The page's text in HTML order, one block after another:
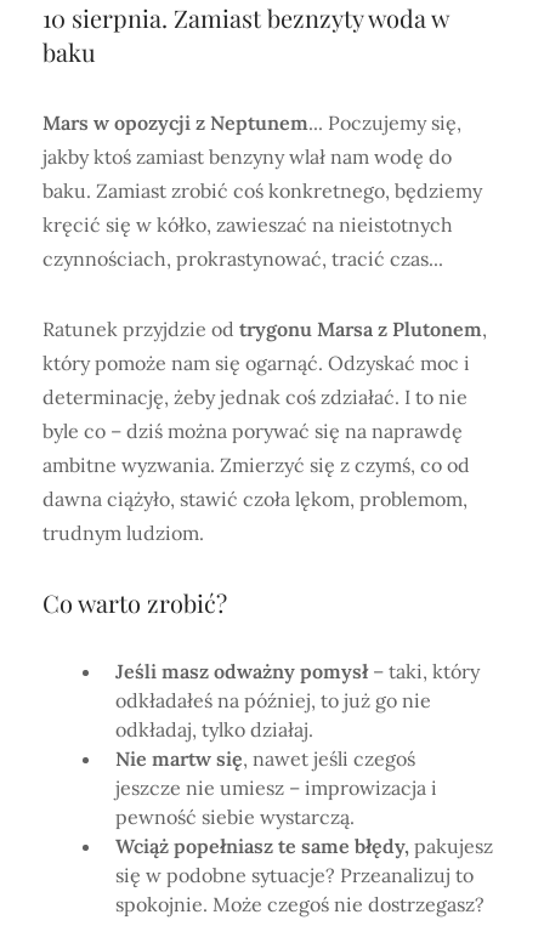
10 sierpnia. Zamiast beznzyty woda w
baku
Mars w opozycji z Neptunem... Poczujemy się,
jakby ktoś zamiast benzyny wlał nam wodę do
baku. Zamiast zrobić coś konkretnego, będziemy
kręcić się w kółko, zawieszać na nieistotnych
czynnościach, prokrastynować, tracić czas...
Ratunek przyjdzie od trygonu Marsa z Plutonem,
który pomoże nam się ogarnąć. Odzyskać moc i
determinację, żeby jednak coś zdziałać. I to nie
byle co – dziś można porywać się na naprawdę
ambitne wyzwania. Zmierzyć się z czymś, co od
dawna ciążyło, stawić czoła lękom, problemom,
trudnym ludziom.
Co warto zrobić?
Jeśli masz odważny pomysł – taki, który
odkładałeś na później, to już go nie
odkładaj, tylko działaj.
Nie martw się, nawet jeśli czegoś
jeszcze nie umiesz – improwizacja i
pewność siebie wystarczą.
Wciąż popełniasz te same błędy, pakujesz
się w podobne sytuacje? Przeanalizuj to
spokojnie. Może czegoś nie dostrzegasz?